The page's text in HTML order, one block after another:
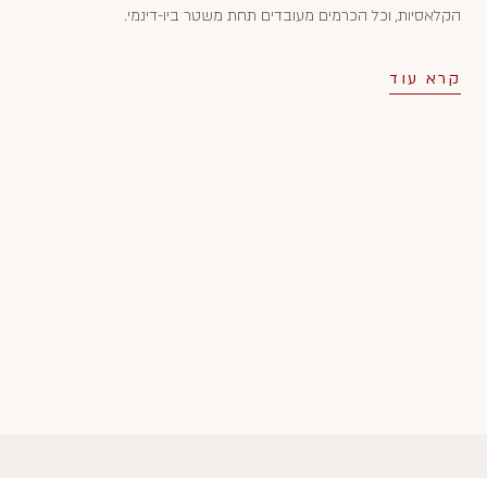
הקלאסיות, וכל הכרמים מעובדים תחת משטר ביו-דינמי.
קרא עוד